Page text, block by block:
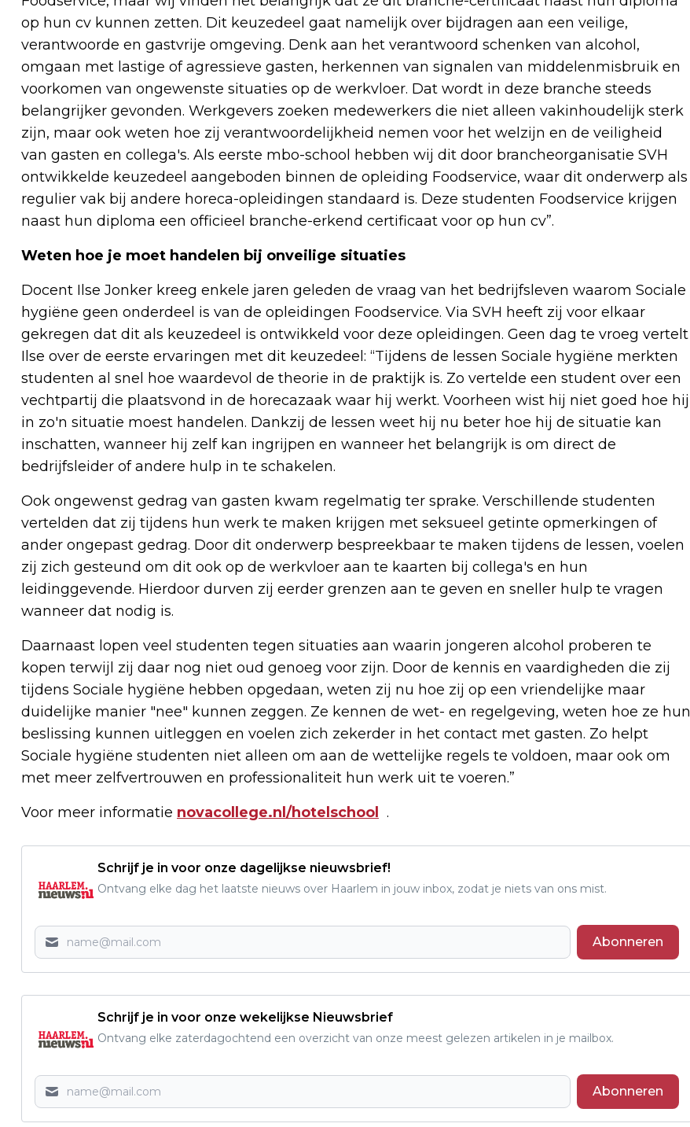
op hun cv kunnen zetten. Dit keuzedeel gaat namelijk over bijdragen aan een veilige,
verantwoorde en gastvrije omgeving. Denk aan het verantwoord schenken van alcohol,
omgaan met lastige of agressieve gasten, herkennen van signalen van middelenmisbruik en
voorkomen van ongewenste situaties op de werkvloer. Dat wordt in deze branche steeds
belangrijker gevonden. Werkgevers zoeken medewerkers die niet alleen vakinhoudelijk sterk
zijn, maar ook weten hoe zij verantwoordelijkheid nemen voor het welzijn en de veiligheid
van gasten en collega's. Als eerste mbo-school hebben wij dit door brancheorganisatie SVH
ontwikkelde keuzedeel aangeboden binnen de opleiding Foodservice, waar dit onderwerp als
regulier vak bij andere horeca-opleidingen standaard is. Deze studenten Foodservice krijgen
naast hun diploma een officieel branche-erkend certificaat voor op hun cv”.
Weten hoe je moet handelen bij onveilige situaties
Docent Ilse Jonker kreeg enkele jaren geleden de vraag van het bedrijfsleven waarom Sociale
hygiëne geen onderdeel is van de opleidingen Foodservice. Via SVH heeft zij voor elkaar
gekregen dat dit als keuzedeel is ontwikkeld voor deze opleidingen. Geen dag te vroeg vertelt
Ilse over de eerste ervaringen met dit keuzedeel: “Tijdens de lessen Sociale hygiëne merkten
studenten al snel hoe waardevol de theorie in de praktijk is. Zo vertelde een student over een
vechtpartij die plaatsvond in de horecazaak waar hij werkt. Voorheen wist hij niet goed hoe hij
in zo'n situatie moest handelen. Dankzij de lessen weet hij nu beter hoe hij de situatie kan
inschatten, wanneer hij zelf kan ingrijpen en wanneer het belangrijk is om direct de
bedrijfsleider of andere hulp in te schakelen.
Ook ongewenst gedrag van gasten kwam regelmatig ter sprake. Verschillende studenten
vertelden dat zij tijdens hun werk te maken krijgen met seksueel getinte opmerkingen of
ander ongepast gedrag. Door dit onderwerp bespreekbaar te maken tijdens de lessen, voelen
zij zich gesteund om dit ook op de werkvloer aan te kaarten bij collega's en hun
leidinggevende. Hierdoor durven zij eerder grenzen aan te geven en sneller hulp te vragen
wanneer dat nodig is.
Daarnaast lopen veel studenten tegen situaties aan waarin jongeren alcohol proberen te
kopen terwijl zij daar nog niet oud genoeg voor zijn. Door de kennis en vaardigheden die zij
tijdens Sociale hygiëne hebben opgedaan, weten zij nu hoe zij op een vriendelijke maar
duidelijke manier "nee" kunnen zeggen. Ze kennen de wet- en regelgeving, weten hoe ze hun
beslissing kunnen uitleggen en voelen zich zekerder in het contact met gasten. Zo helpt
Sociale hygiëne studenten niet alleen om aan de wettelijke regels te voldoen, maar ook om
met meer zelfvertrouwen en professionaliteit hun werk uit te voeren.”
Voor meer informatie novacollege.nl/hotelschool .
Schrijf je in voor onze dagelijkse nieuwsbrief!
Ontvang elke dag het laatste nieuws over Haarlem in jouw inbox, zodat je niets van ons mist.
Abonneren
Schrijf je in voor onze wekelijkse Nieuwsbrief
Ontvang elke zaterdagochtend een overzicht van onze meest gelezen artikelen in je mailbox.
Abonneren